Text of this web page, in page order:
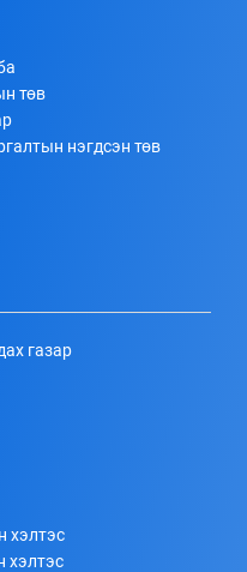
төв
нэгдсэн төв
газар
хэлтэс
хэлтэс